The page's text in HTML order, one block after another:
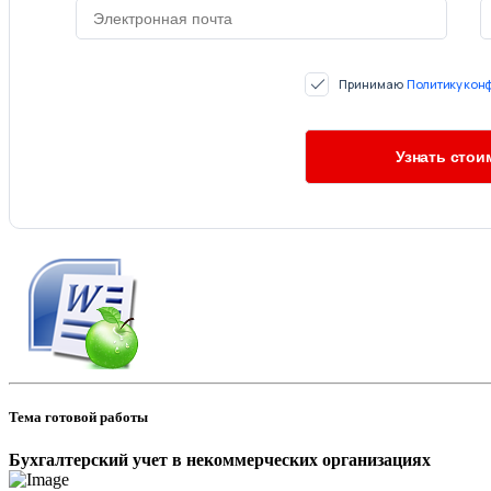
Принимаю Политику
Тема готовой работы
Бухгалтерский учет в некоммерческих организациях